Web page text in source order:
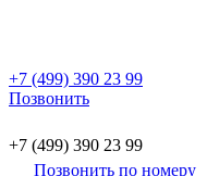
+7 (499) 390 23 99
Позвонить
+7 (499) 390 23 99
Позвонить по номеру